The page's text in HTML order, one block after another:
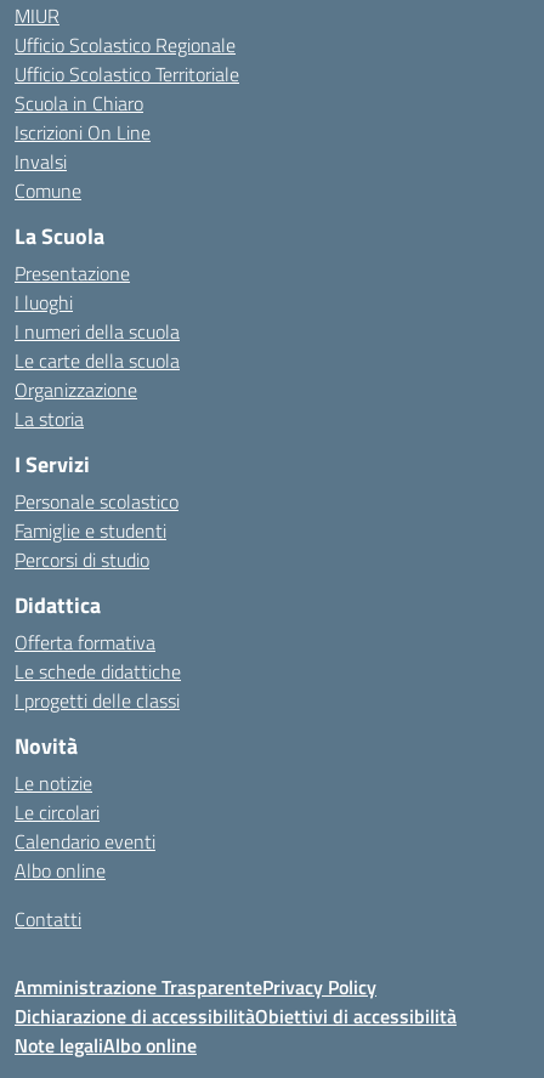
MIUR
Ufficio Scolastico Regionale
Ufficio Scolastico Territoriale
Scuola in Chiaro
Iscrizioni On Line
Invalsi
Comune
La Scuola
Presentazione
I luoghi
I numeri della scuola
Le carte della scuola
Organizzazione
La storia
I Servizi
Personale scolastico
Famiglie e studenti
Percorsi di studio
Didattica
Offerta formativa
Le schede didattiche
I progetti delle classi
Novità
Le notizie
Le circolari
Calendario eventi
Albo online
Contatti
Amministrazione TrasparentePrivacy Policy
Dichiarazione di accessibilitàObiettivi di accessibilità
Note legaliAlbo online